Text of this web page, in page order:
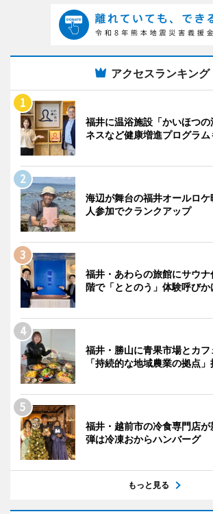
アクセスランキング
福井に温浴施設「かいほつ
ネスなど健康増進プログラム
海辺が舞台の福井オールロ
人参加でクランクアップ
福井・あわらの旅館にサウ
階で「ととのう」体験呼びか
福井・勝山に青果市場とカ
「持続的な地域農業の拠点
福井・越前市の冷食専門店
弾は冷凍おからハンバーグ
もっと見る